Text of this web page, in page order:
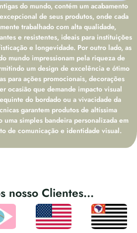
do mundo, contém um acabamento
de seus produtos, onde cada
trabalhado com alta qualidade,
e resistentes, ideais para instituições
e longevidade. Por outro lado, as
mundo impressionam pela riqueza de
um design de excelência e ótimo
para ações promocionais, decorações
ocasião que demande impacto visual
do bordado ou a vivacidade da
garantem produtos de altíssima
uma simples bandeira personalizada em
de comunicação e identidade visual.
nosso Clientes...